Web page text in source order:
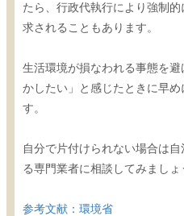
たら、行政代執行により強制
求されることもあります。
生活環境が損なわれる事態を
かしたい」と感じたときに早
す。
自分で片付けられない場合は
る専門業者に相談してみましょ
参考文献：環境省